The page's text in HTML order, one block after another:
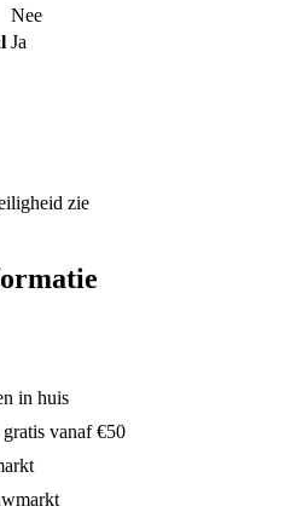
Nee
Ja
zie
in huis
vanaf €50